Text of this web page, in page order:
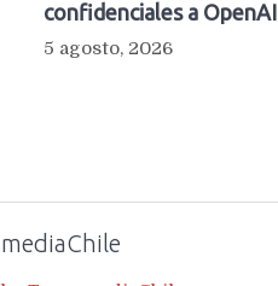
confidenciales a OpenAI
5 agosto, 2026